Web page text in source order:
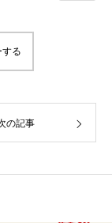
る
の記事